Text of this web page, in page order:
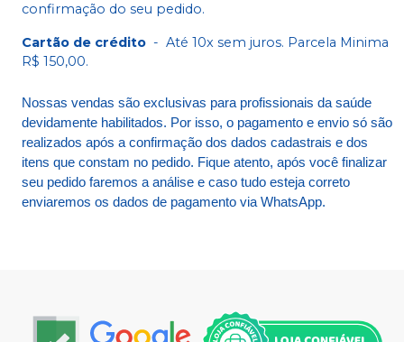
confirmação do seu pedido.
Cartão de crédito - Até 10x sem juros. Parcela Minima
R$ 150,00.
Nossas vendas são exclusivas para profissionais da saúde
devidamente habilitados. Por isso, o pagamento e envio só são
realizados após a confirmação dos dados cadastrais e dos
itens que constam no pedido. Fique atento, após você finalizar
seu pedido faremos a análise e caso tudo esteja correto
enviaremos os dados de pagamento via WhatsApp.